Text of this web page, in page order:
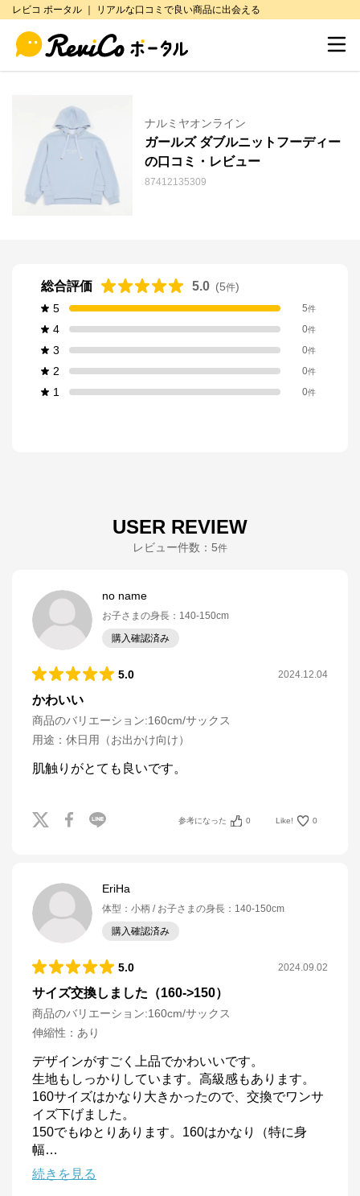
レビコ ポータル ｜ リアルな口コミで良い商品に出会える
ナルミヤオンライン
ガールズ ダブルニットフーディー
の口コミ・レビュー
87412135309
総合評価 5.0 (5件)
5
5件
4 0件
3 0件
2 0件
1 0件
USER REVIEW
レビュー件数： 5件
no name
お子さまの身長 ： 140-150cm
購入確認済み
5.0 2024.12.04
かわいい
商品のバリエーション:160cm/サックス
用途 ： 休日用（お出かけ向け）
肌触りがとても良いです。
参考になった 0 Like! 0
EriHa
体型 ： 小柄 お子さまの身長 ： 140-150cm
購入確認済み
5.0 2024.09.02
サイズ交換しました（160->150）
商品のバリエーション:160cm/サックス
伸縮性 ： あり
デザインがすごく上品でかわいいです。
生地もしっかりしています。高級感もあります。
160サイズはかなり大きかったので、交換でワンサ
イズ下げました。
150でもゆとりあります。160はかなり（特に身
幅…
続きを見る